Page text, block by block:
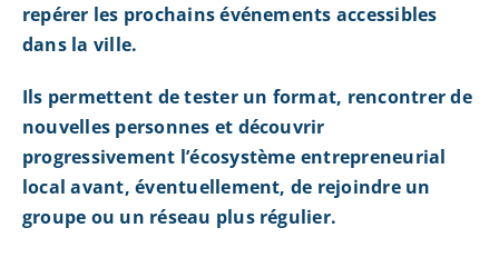
repérer les prochains événements accessibles
dans la ville.
Ils permettent de tester un format, rencontrer de
nouvelles personnes et découvrir
progressivement l’écosystème entrepreneurial
local avant, éventuellement, de rejoindre un
groupe ou un réseau plus régulier.